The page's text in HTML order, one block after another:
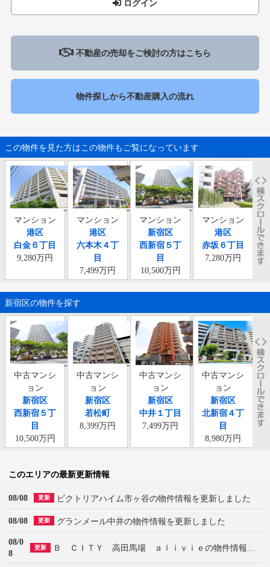
ログイン
不動産の売却をご検討の方はこちら
物件探しから不動産購入の流れ
この物件を見た方はこの物件もご覧になっています
マンション
港区
白金６丁目
9,280万円
マンション
港区
六本木４丁
目
7,499万円
マンション
新宿区
西新宿５丁
目
10,500万円
マンション
港区
赤坂６丁目
7,280万円
新宿区の物件を探す
中古マンシ
ョン
新宿区
西新宿５丁
目
10,500万円
中古マンシ
ョン
新宿区
若松町
8,399万円
中古マンシ
ョン
新宿区
中井１丁目
7,499万円
中古マンシ
ョン
新宿区
北新宿４丁
目
8,980万円
このエリアの最新更新情報
08/08 更新 ビクトリアハイム市ヶ谷の物件情報を更新しました
08/08 更新 グランメール中井の物件情報を更新しました
08/0
8
更新 Ｂ ＣＩＴＹ 高田馬場 ａｌｉｖｉｅの物件情報を更新しました